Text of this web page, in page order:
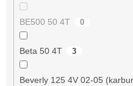
BE500 50 4T 0
Beta 50 4T 3
Beverly 125 4V 02-05